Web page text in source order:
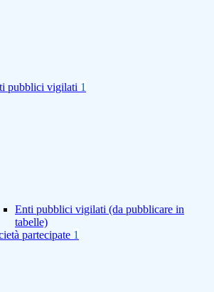
pubblici vigilati 1
Enti pubblici vigilati (da pubblicare in
tabelle)
partecipate 1